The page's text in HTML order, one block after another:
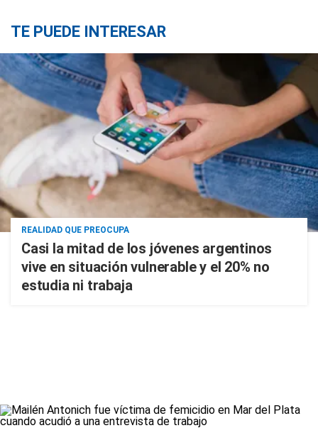
TE PUEDE INTERESAR
REALIDAD QUE PREOCUPA
Casi la mitad de los jóvenes argentinos
vive en situación vulnerable y el 20% no
estudia ni trabaja